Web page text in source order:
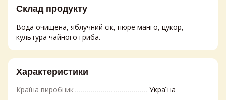
Олія
Молоко
Пральний порошок ціни
Печиво
Ополіскувачі для білизни
Спеції та прянощі купити
Склад продукту
Вода очищена, яблучний сік, пюре манго, цукор,
культура чайного гриба.
Характеристики
Країна виробник
Україна